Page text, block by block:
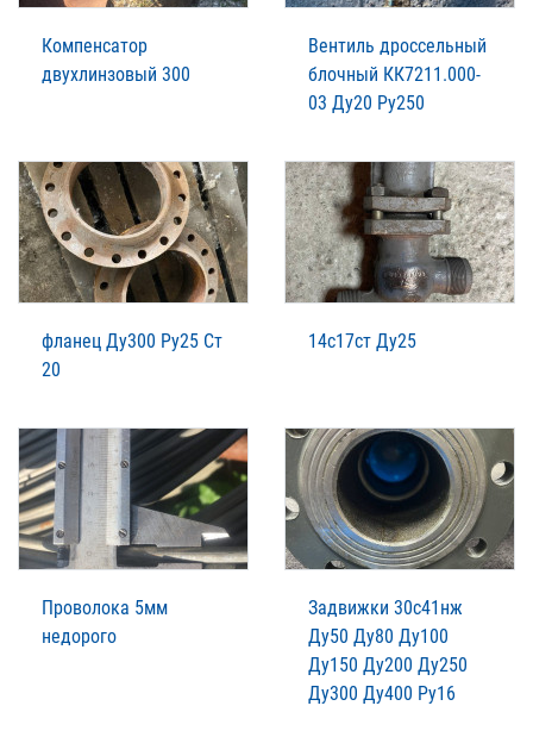
Компенсатор
двухлинзовый 300
Вентиль дроссельный
блочный КК7211.000-
03 Ду20 Ру250
фланец Ду300 Ру25 Ст
20
14с17ст Ду25
Проволока 5мм
недорого
Задвижки 30с41нж
Ду50 Ду80 Ду100
Ду150 Ду200 Ду250
Ду300 Ду400 Ру16